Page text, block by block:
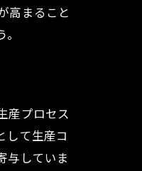
高まること
産プロセス
して生産コ
与していま